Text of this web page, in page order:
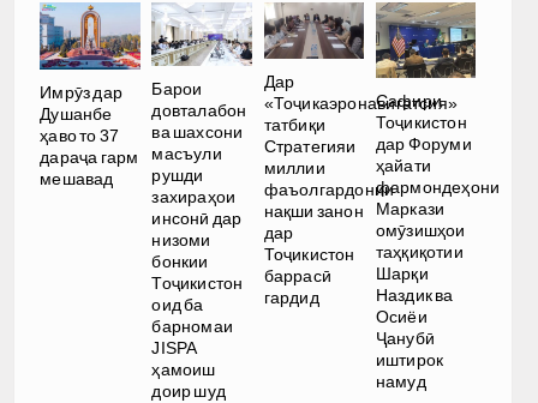
Имрӯз дар
Душанбе
ҳаво то 37
дараҷа гарм
мешавад
Барои
довталабон
ва шахсони
масъули
рушди
захираҳои
инсонӣ дар
низоми
бонкии
Тоҷикистон
оид ба
барномаи
JISPA
ҳамоиш
доир шуд
Дар
«Тоҷикаэронавигатсия»
татбиқи
Стратегияи
миллии
фаъолгардонии
нақши занон
дар
Тоҷикистон
баррасӣ
гардид
Сафири
Тоҷикистон
дар Форуми
ҳайати
фармондеҳони
Маркази
омӯзишҳои
таҳқиқотии
Шарқи
Наздик ва
Осиёи
Ҷанубӣ
иштирок
намуд